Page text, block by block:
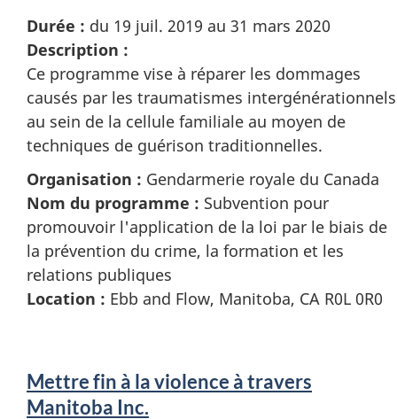
Durée : du 19 juil. 2019 au 31 mars 2020
Description :
Ce programme vise à réparer les dommages
causés par les traumatismes intergénérationnels
au sein de la cellule familiale au moyen de
techniques de guérison traditionnelles.
Organisation : Gendarmerie royale du Canada
Nom du programme : Subvention pour
promouvoir l'application de la loi par le biais de
la prévention du crime, la formation et les
relations publiques
Location : Ebb and Flow, Manitoba, CA R0L 0R0
Mettre fin à la violence à travers
Manitoba Inc.